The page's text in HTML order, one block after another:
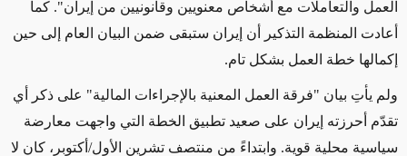
العمل والتعاملات مع أشخاص معنويين وقانونيين من إيران". كما
أعادت المنظمة التذكير أن إيران ستبقى ضمن البيان العام إلى حين
إكمالها خطة العمل بشكل تام.
ولم يأتِ بيان "فرقة العمل المعنية بالإجراءات المالية" على ذكر أي
تقدّم أحرزته إيران على صعيد تطبيق الخطة التي واجهت معارضة
سياسية محلية قوية. وابتداءً من منتصف تشرين الأول/أكتوبر، كان لا